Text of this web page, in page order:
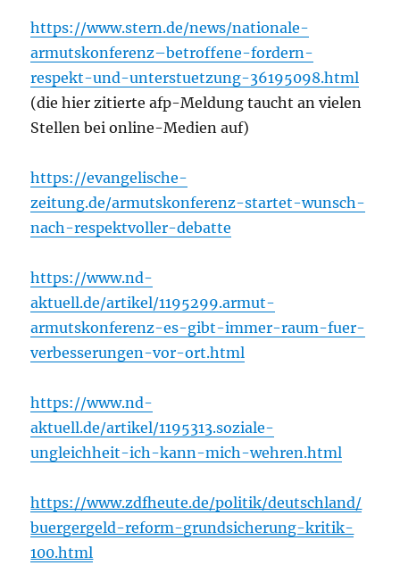
https://www.stern.de/news/nationale-
armutskonferenz–betroffene-fordern-
respekt-und-unterstuetzung-36195098.html
(die hier zitierte afp-Meldung taucht an vielen
Stellen bei online-Medien auf)
https://evangelische-
zeitung.de/armutskonferenz-startet-wunsch-
nach-respektvoller-debatte
https://www.nd-
aktuell.de/artikel/1195299.armut-
armutskonferenz-es-gibt-immer-raum-fuer-
verbesserungen-vor-ort.html
https://www.nd-
aktuell.de/artikel/1195313.soziale-
ungleichheit-ich-kann-mich-wehren.html
https://www.zdfheute.de/politik/deutschland/
buergergeld-reform-grundsicherung-kritik-
100.html